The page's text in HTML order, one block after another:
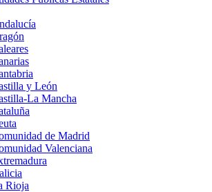
y León
La Mancha
de Madrid
Valenciana
Rioja